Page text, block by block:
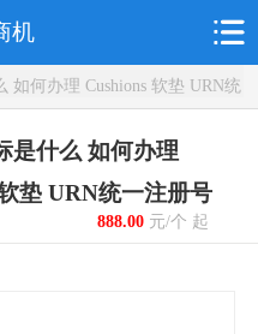
机
何办理 Cushions 软垫 URN统
是什么 如何办理
垫 URN统一注册号
888.00元/个 起